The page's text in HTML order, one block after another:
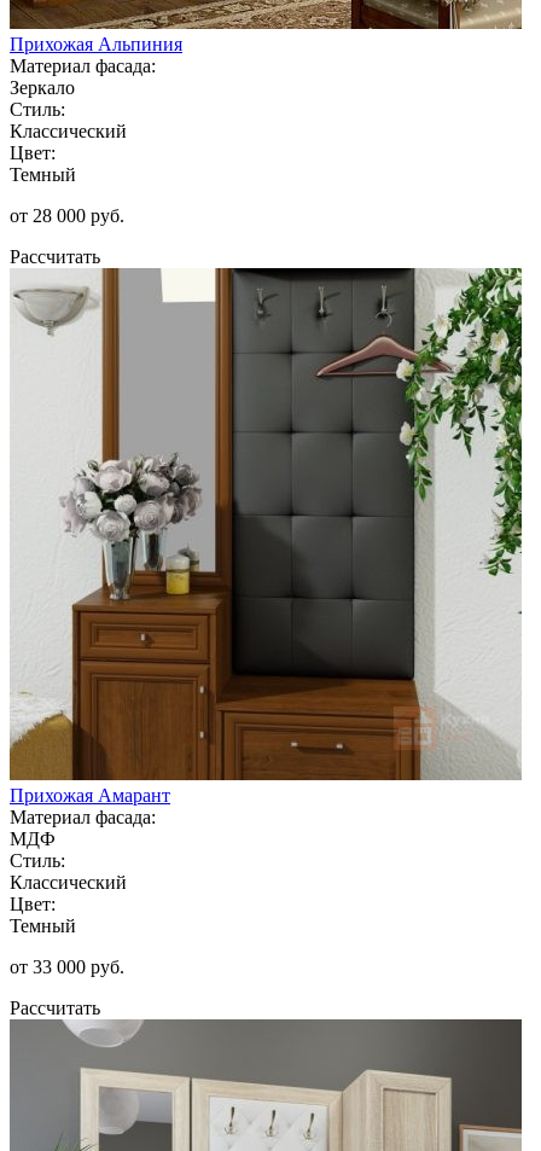
Прихожая Альпиния
Материал фасада:
Зеркало
Стиль:
Классический
Цвет:
Темный
от 28 000 руб.
Рассчитать
Прихожая Амарант
Материал фасада:
МДФ
Стиль:
Классический
Цвет:
Темный
от 33 000 руб.
Рассчитать